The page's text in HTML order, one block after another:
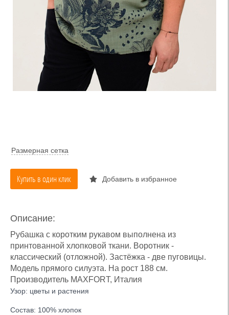
Размерная сетка
Купить в один клик Добавить в избранное
Описание:
Рубашка с коротким рукавом выполнена из
принтованной хлопковой ткани. Воротник -
классический (отложной). Застёжка - две пуговицы.
Модель прямого силуэта. На рост 188 см.
Производитель MAXFORT, Италия
Узор: цветы и растения
Состав: 100% хлопок